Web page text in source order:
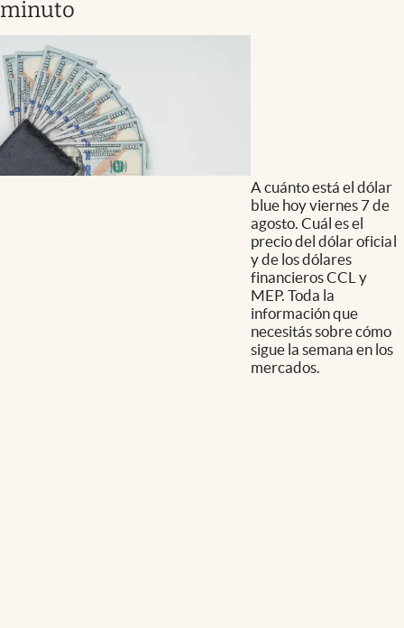
minuto
A cuánto está el dólar
blue hoy viernes 7 de
agosto. Cuál es el
precio del dólar oficial
y de los dólares
financieros CCL y
MEP. Toda la
información que
necesitás sobre cómo
sigue la semana en los
mercados.